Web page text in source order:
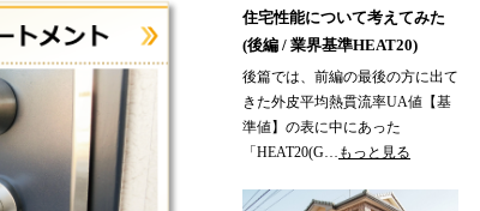
住宅性能について考えてみた
(後編 / 業界基準HEAT20)
後篇では、前編の最後の方に出て
きた外皮平均熱貫流率UA値【基
準値】の表に中にあった
「HEAT20(G…
もっと見る